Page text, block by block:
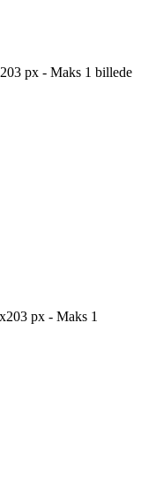
px - Maks 1 billede
px - Maks 1